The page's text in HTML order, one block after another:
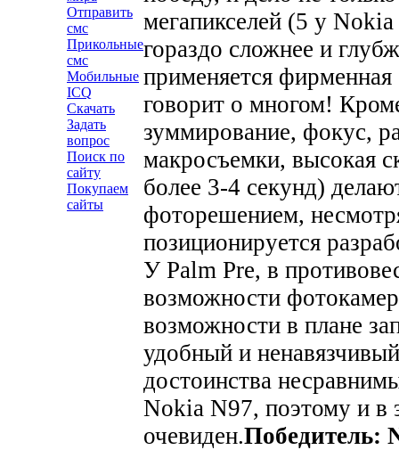
Отправить
смс
Прикольные
смс
Мобильные
ICQ
Скачать
Задать
вопрос
Поиск по
сайту
Покупаем
сайты
мегапикселей (5 у
гораздо сложнее и
применяется
говорит о многом!
зуммирование, фокус,
макросъемки, высокая
более 3-4 секунд)
фоторешением,
позиционируется
У Palm Pre, в
возможности
возможности в плане
удобный и
достоинства
Nokia N97, поэтому и в
очевиден.Победитель: